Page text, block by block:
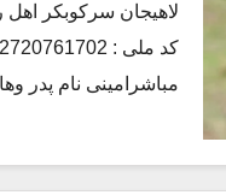
لاهيجان سركوبكر اهل
مباشرامينى نام پدر وهاب